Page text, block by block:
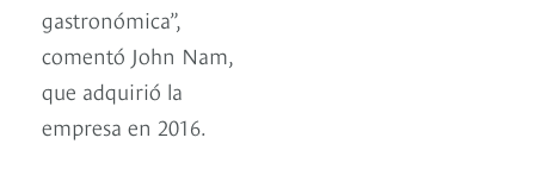
gastronómica”,
comentó John Nam,
que adquirió la
empresa en 2016.